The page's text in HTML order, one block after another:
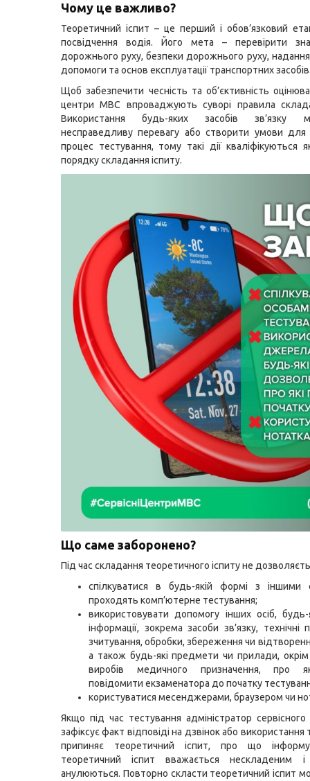
Чому це важливо?
Теоретичний іспит – це перший і обов’язковий
посвідчення водія. Його мета – перевірити
дорожнього руху, безпеки дорожнього руху,
допомоги та основ експлуатації транспортних
Щоб забезпечити чесність та об’єктивність
центри МВС впроваджують суворі правила
Використання будь-яких засобів
несправедливу перевагу або створити умови для
процес тестування, тому такі дії кваліфікуються
порядку складання іспиту.
Що саме заборонено?
Під час складання теоретичного іспиту не
спілкуватися в будь-якій формі з іншими
проходять комп’ютерне тестування;
використовувати допомогу інших осіб,
інформації, зокрема засоби зв’язку, технічні
зчитування, обробки, збереження чи
а також будь-які предмети чи прилади,
виробів медичного призначення, про
повідомити екзаменатора до початку
користуватися месенджерами, браузером чи
Якщо під час тестування адміністратор
зафіксує факт відповіді на дзвінок або
припиняє теоретичний іспит, про що
теоретичний іспит вважається нескладеним і
анулюються. Повторно скласти теоретичний іспит